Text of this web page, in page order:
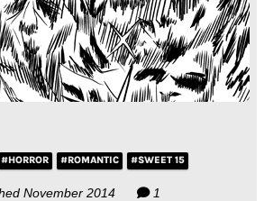
#HORROR #ROMANTIC #SWEET 15
November 2014 1